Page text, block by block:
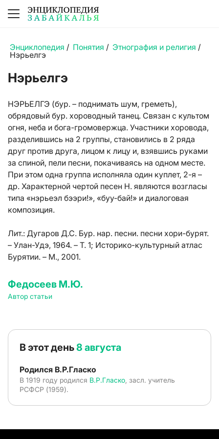
Энциклопедия / Понятия / Этнография и религия /
Нэрьелгэ
Нэрьелгэ
НЭРЬЕЛГЭ (бур. – поднимать шум, греметь),
обрядовый бур. хороводный танец. Связан с культом
огня, неба и бога-громовержца. Участники хоровода,
разделившись на 2 группы, становились в 2 ряда
друг против друга, лицом к лицу и, взявшись руками
за спиной, пели песни, покачиваясь на одном месте.
При этом одна группа исполняла один куплет, 2-я –
др. Характерной чертой песен Н. являются возгласы
типа «нэрьеэл бээри!», «буу-бай!» и диалоговая
композиция.
Лит.: Дугаров Д.С. Бур. нар. песни. песни хори-бурят.
– Улан-Удэ, 1964. – Т. 1; Историко-культурный атлас
Бурятии. – М., 2001.
Федосеев М.Ю.
Автор статьи
В этот день8 августа
Родился В.Р.Гласко
В 1919 году родился В.Р.Гласко , засл. учитель
РСФСР (1959).